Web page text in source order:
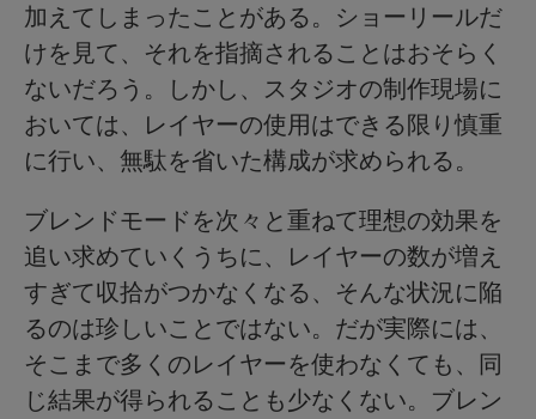
加えてしまったことがある。ショーリールだ
けを見て、それを指摘されることはおそらく
ないだろう。しかし、スタジオの制作現場に
おいては、レイヤーの使用はできる限り慎重
に行い、無駄を省いた構成が求められる。
ブレンドモードを次々と重ねて理想の効果を
追い求めていくうちに、レイヤーの数が増え
すぎて収拾がつかなくなる、そんな状況に陥
るのは珍しいことではない。だが実際には、
そこまで多くのレイヤーを使わなくても、同
じ結果が得られることも少なくない。ブレン